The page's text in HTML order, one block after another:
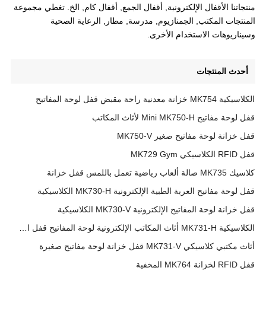
منتجاتنا الأقفال الإلكترونية, أقفال الجمع, أقفال كام, الخ. تغطي مجموعة
المنتجات المكتب, الجمنازيوم, مدرسة, مطار, الرعاية الصحية
وسيناريوهات الاستخدام الأخرى.
أحدث المنتجات
الكلاسيكية MK754 خزانة معدنية راحة مقبض قفل لوحة المفاتيح
قفل لوحة مفاتيح Mini MK750-H لأثاث المكاتب
قفل خزانة لوحة مفاتيح صغير MK750-V
قفل RFID الكلاسيكي MK729 Gym
كلاسيك MK735 صالة ألعاب رياضية تعمل باللمس قفل خزانة
قفل لوحة مفاتيح العربة الطبية الإلكترونية MK730-H الكلاسيكية
قفل خزانة لوحة المفاتيح الإلكترونية MK730-V الكلاسيكية
الكلاسيكية MK731-H أثاث المكاتب الإلكترونية لوحة المفاتيح قفل الخزانة
أثاث مكتبي كلاسيكي MK731-V قفل خزانة لوحة مفاتيح صغيرة
قفل RFID لخزانة MK764 المخفية